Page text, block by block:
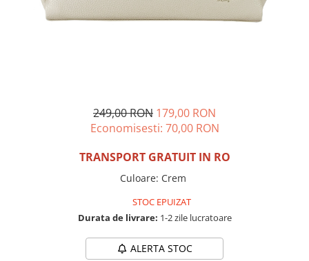
249,00 RON 179,00 RON
Economisesti: 70,00 RON
TRANSPORT GRATUIT IN RO
Culoare: Crem
STOC EPUIZAT
Durata de livrare: 1-2 zile lucratoare
ALERTA STOC